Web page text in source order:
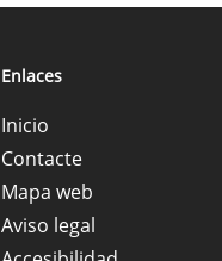
Enlaces
Inicio
Contacte
Mapa web
Aviso legal